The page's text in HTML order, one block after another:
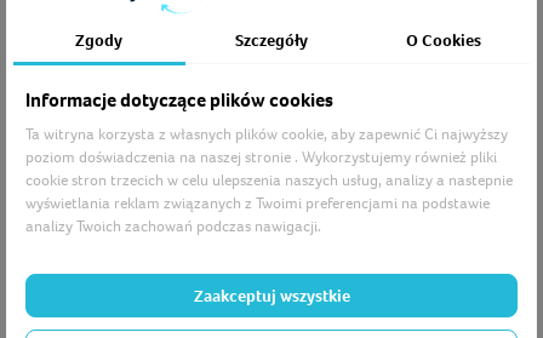
DEC KLAPA / PRZEPUSTNICA ZWROTNA BDS DN 200
27,37 złCena
Zgody Szczegóły O Cookies
Informacje dotyczące plików cookies
Ta witryna korzysta z własnych plików cookie, aby zapewnić Ci najwyższy
poziom doświadczenia na naszej stronie . Wykorzystujemy również pliki
cookie stron trzecich w celu ulepszenia naszych usług, analizy a nastepnie
wyświetlania reklam związanych z Twoimi preferencjami na podstawie
analizy Twoich zachowań podczas nawigacji.
Zaakceptuj wszystkie